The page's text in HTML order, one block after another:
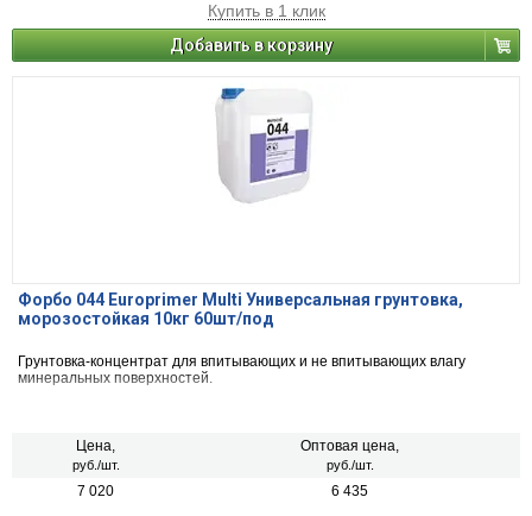
Купить в 1 клик
Добавить в корзину
Форбо 044 Europrimer Multi Универсальная грунтовка,
морозостойкая 10кг 60шт/под
Грунтовка-концентрат для впитывающих и не впитывающих влагу
минеральных поверхностей.
Цена,
руб./шт.
Оптовая цена,
руб./шт.
7 020 6 435